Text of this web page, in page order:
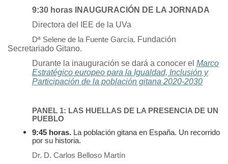
9:30 horas INAUGURACIÓN DE LA JORNADA
Directora del IEE de la UVa
Dª Selene de la Fuente García. Fundación
Secretariado Gitano.
Durante la inauguración se dará a conocer el Marco
Estratégico europeo para la Igualdad, Inclusión y
Participación de la población gitana 2020-2030
PANEL 1: LAS HUELLAS DE LA PRESENCIA DE UN
PUEBLO
9:45 horas. La población gitana en España. Un recorrido
por su historia.
Dr. D. Carlos Belloso Martín